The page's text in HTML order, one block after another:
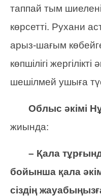
таппай тым
көрсетті. Рухани
арыз-шағым
көпшілігі
шешілмей ушыға
Облыс әкімі
жиында:
– Қала
бойынша қала
сіздің